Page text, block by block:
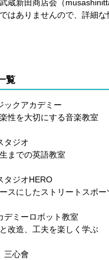
蔵新田商店会（
はありませんので、詳細
覧
ックアカデミー
性を大切にする音楽教室
タジオ
までの英語教室
タジオHERO
スにしたストリートスポー
デミーロボット教室
改造、工夫を楽しく学ぶ
心會